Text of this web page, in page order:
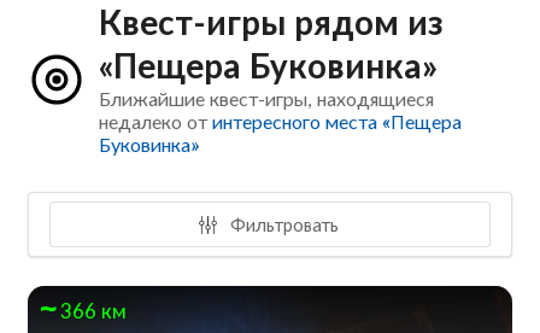
Квест-игры рядом из
«Пещера Буковинка»
Ближайшие квест-игры, находящиеся
недалеко отинтересного места «Пещера
Буковинка»
Фильтровать
366 км